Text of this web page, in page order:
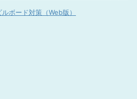
ボード対策（Web版）